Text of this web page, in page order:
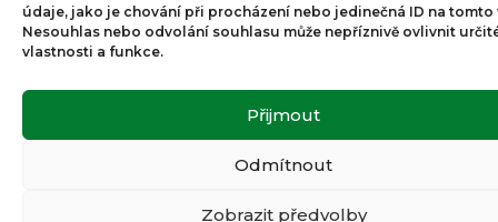
údaje, jako je chování při procházení nebo jedinečná ID na tomto
Nesouhlas nebo odvolání souhlasu může nepříznivě ovlivnit
vlastnosti a funkce.
Přijmout
Odmítnout
Zobrazit předvolby